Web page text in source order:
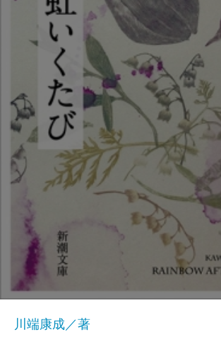
川端康成／著